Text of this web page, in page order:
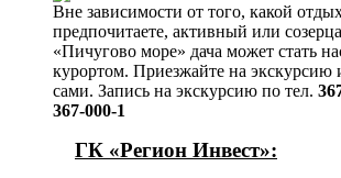
Вне зависимости от того, какой
предпочитаете, активный или
«Пичугово море» дача может стать
курортом. Приезжайте на экскурсию
сами. Запись на экскурсию по тел.
367-000-1
ГК «Регион Инвест»: